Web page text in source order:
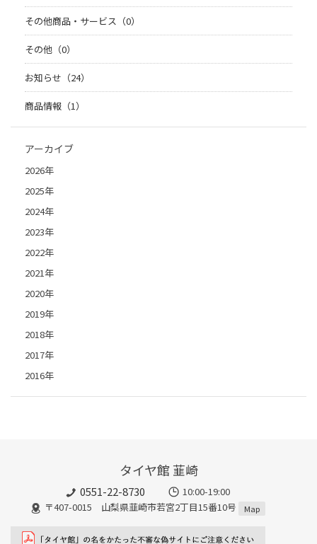
その他商品・サービス（0）
その他（0）
お知らせ（24）
商品情報（1）
アーカイブ
2026年
2025年
2024年
2023年
2022年
2021年
2020年
2019年
2018年
2017年
2016年
タイヤ館 韮崎
0551-22-8730
10:00-19:00
〒407-0015 山梨県韮崎市若宮2丁目15番10号
Map